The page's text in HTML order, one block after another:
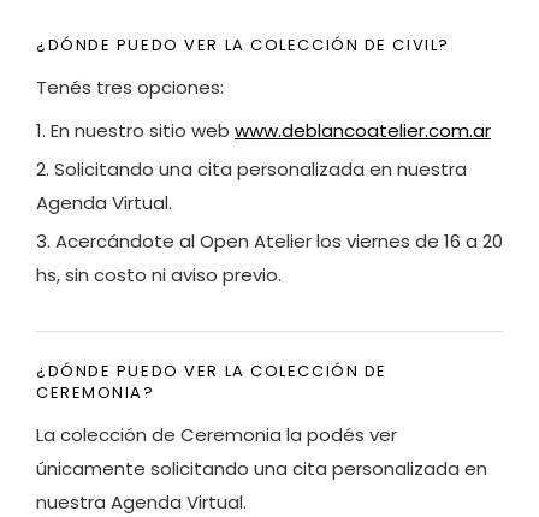
¿DÓNDE PUEDO VER LA COLECCIÓN DE CIVIL?
Tenés tres opciones:
1. En nuestro sitio web www.deblancoatelier.com.ar
2. Solicitando una cita personalizada en nuestra
Agenda Virtual.
3. Acercándote al Open Atelier los viernes de 16 a 20
hs, sin costo ni aviso previo.
¿DÓNDE PUEDO VER LA COLECCIÓN DE
CEREMONIA?
La colección de Ceremonia la podés ver
únicamente solicitando una cita personalizada en
nuestra Agenda Virtual.